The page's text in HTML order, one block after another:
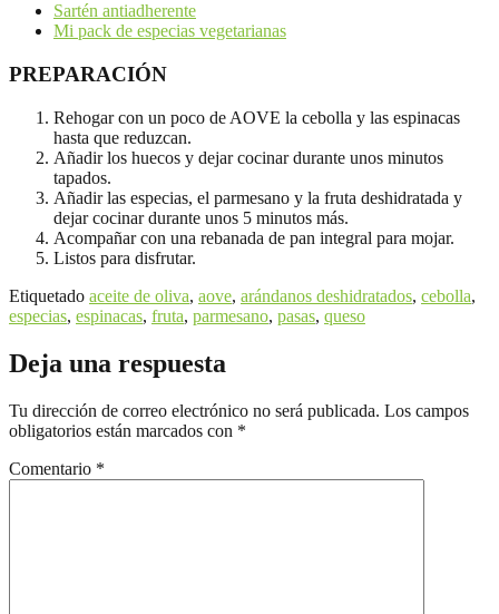
Sartén antiadherente
Mi pack de especias vegetarianas
PREPARACIÓN
Rehogar con un poco de AOVE la cebolla y las espinacas
hasta que reduzcan.
Añadir los huecos y dejar cocinar durante unos minutos
tapados.
Añadir las especias, el parmesano y la fruta deshidratada y
dejar cocinar durante unos 5 minutos más.
Acompañar con una rebanada de pan integral para mojar.
Listos para disfrutar.
Etiquetado aceite de oliva, aove, arándanos deshidratados, cebolla,
especias, espinacas, fruta, parmesano, pasas, queso
Deja una respuesta
Tu dirección de correo electrónico no será publicada. Los campos
obligatorios están marcados con *
Comentario *